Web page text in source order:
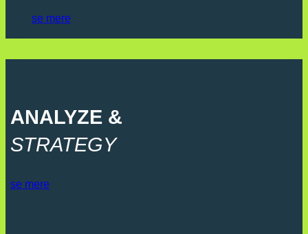
se mere
ANALYZE &
STRATEGY
se mere